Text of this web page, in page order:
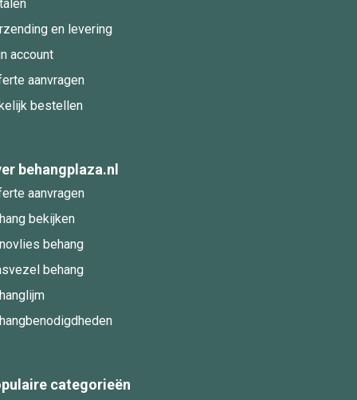
en levering
account
aanvragen
bestellen
behangplaza.nl
aanvragen
bekijken
behang
behang
categorieën